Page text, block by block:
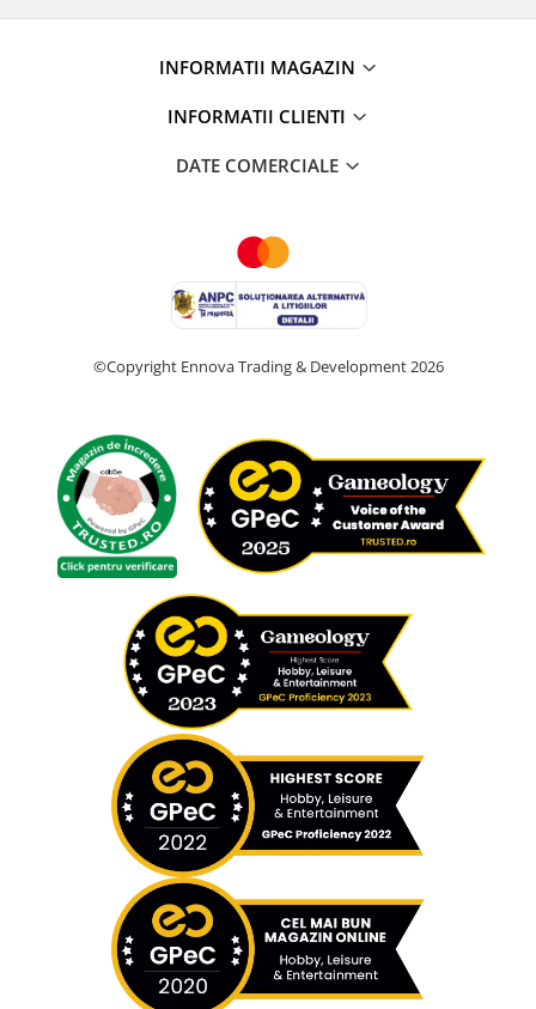
INFORMATII MAGAZIN
INFORMATII CLIENTI
DATE COMERCIALE
©Copyright Ennova Trading & Development 2026